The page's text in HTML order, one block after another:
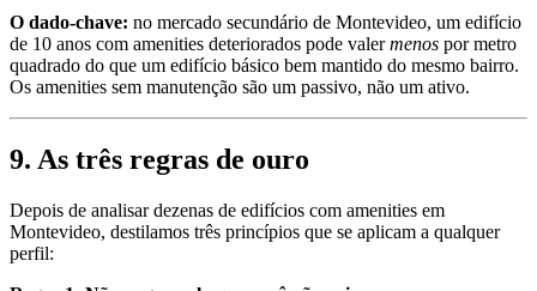
O dado-chave: no mercado secundário de Montevideo, um edifício
de 10 anos com amenities deteriorados pode valermenos por metro
quadrado do que um edifício básico bem mantido do mesmo bairro.
Os amenities sem manutenção são um passivo, não um ativo.
9. As três regras de ouro
Depois de analisar dezenas de edifícios com amenities em
Montevideo, destilamos três princípios que se aplicam a qualquer
perfil: